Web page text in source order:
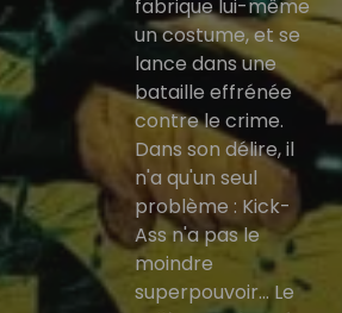
fabrique lui-même
un costume, et se
lance dans une
bataille effrénée
contre le crime.
Dans son délire, il
n'a qu'un seul
problème : Kick-
Ass n'a pas le
moindre
superpouvoir... Le